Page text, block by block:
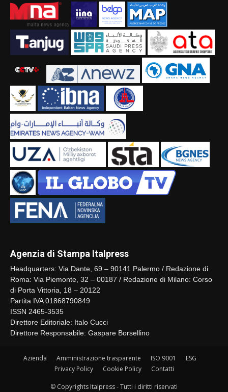
Agenzia di Stampa Italpress
Headquarters: Via Dante, 69 – 90141 Palermo / Redazione di
Roma: Via Piemonte, 32 – 00187 / Redazione di Milano: Corso
di Porta Vittoria, 18 – 20122
Partita IVA 01868790849
ISSN 2465-3535
Direttore Editoriale: Italo Cucci
Direttore Responsabile: Gaspare Borsellino
Azienda Amministrazione trasparente ISO 9001
ESG
Privacy Policy
Cookie Policy Contatti
© Copyrights Italpress - Tutti i diritti riservati